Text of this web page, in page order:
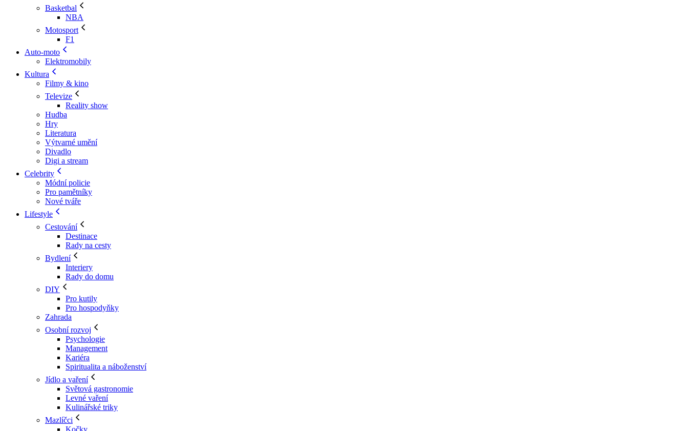
Basketbal
NBA
Motosport
F1
Auto-moto
Elektromobily
Kultura
Filmy & kino
Televize
Reality show
Hudba
Hry
Literatura
Výtvarné umění
Divadlo
Digi a stream
Celebrity
Módní policie
Pro pamětníky
Nové tváře
Lifestyle
Cestování
Destinace
Rady na cesty
Bydlení
Interiery
Rady do domu
DIY
Pro kutily
Pro hospodyňky
Zahrada
Osobní rozvoj
Psychologie
Management
Kariéra
Spiritualita a náboženství
Jídlo a vaření
Světová gastronomie
Levné vaření
Kulinářské triky
Mazlíčci
Kočky